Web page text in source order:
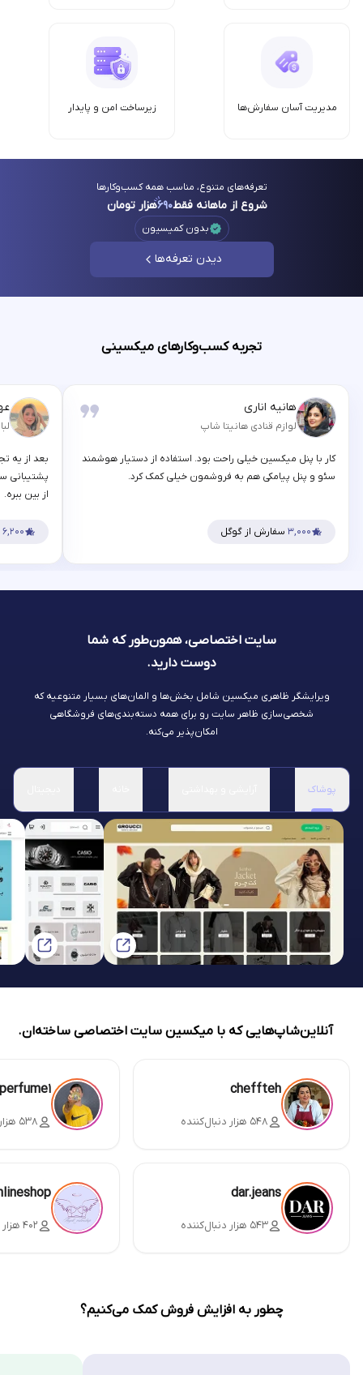
مدیریت آسان سفارش‌ها زیرساخت امن‌ و پایدار
تعرفه‌های متنوع، مناسب همه کسب‌وکارها
شروع از ماهانه فقط۶۹۰هزار تومان
بدون کمیسیون
دیدن تعرفه‌ها
تجربه کسب‌وکارهای میکسینی
هانیه اناری
لوازم قنادی هانیتا شاپ
کار با پنل میکسین خیلی راحت بود. استفاده از دستیار هوشمند
سئو و پنل پیامکی هم به فروشمون خیلی کمک کرد.
۳,۰۰۰ سفارش از گوگل
بعد از یه
پشتیبانی
از بین ببره.
۶,۲۰۰
سایت اختصاصی، همون‌طور که شما
دوست دارید.
ویرایشگر ظاهری میکسین شامل بخش‌ها و المان‌های بسیار متنوعیه که
شخصی‌سازی ظاهر سایت رو برای همه دسته‌بندی‌های فروشگاهی
امکان‌پذیر می‌کنه.
پوشاک
آنلاین‌شاپ‌هایی که با میکسین سایت اختصاصی ساخته‌ان.
cheffteh
۵۴۸ هزار دنبال‌کننده ۵۳۸ هزار دنبال‌کننده
dar.jeans
۵۴۳ هزار دنبال‌کننده ۴۰۲ هزار دنبال‌کننده
چطور به افزایش فروش کمک می‌کنیم؟